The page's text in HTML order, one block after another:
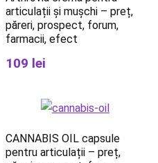
articulații și mușchi – preț,
păreri, prospect, forum,
farmacii, efect
109 lei
CANNABIS OIL capsule
pentru articulații – preț,